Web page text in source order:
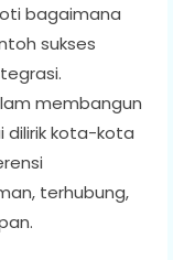
bagaimana
sukses
membangun
dilirik kota-kota
terhubung,